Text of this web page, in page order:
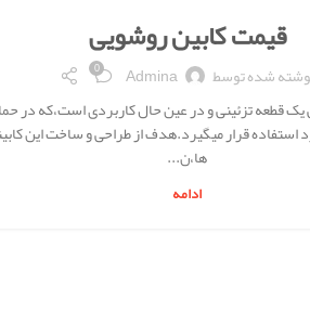
قیمت کابین روشویی
شده توسط Admina
0
قطعه تزئینی و در عین حال کاربردی است،که در
قرار میگیرد.هدف از طراحی و ساخت این
ها،ن...
ادامه